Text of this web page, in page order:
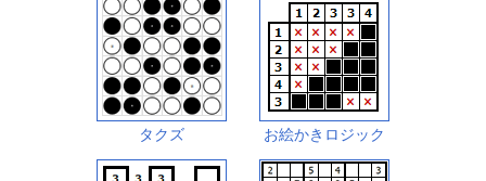
タクズ お絵かきロジック